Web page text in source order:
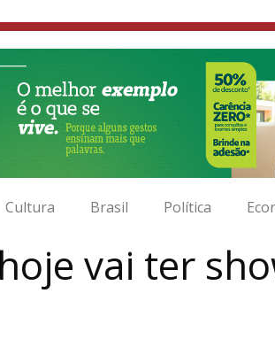
Cultura Brasil Política
vai ter